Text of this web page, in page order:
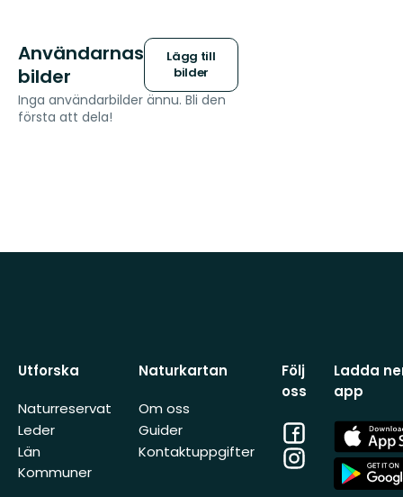
Användarnas
bilder
Lägg till
bilder
Inga användarbilder ännu. Bli den
första att dela!
Utforska
Naturreservat
Leder
Län
Kommuner
Naturkartan
Om oss
Guider
Kontaktuppgifter
Följ
oss
Facebook
Instagram
Ladda
app
App
Store
App
Store